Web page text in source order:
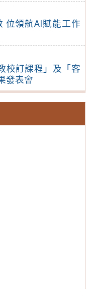
位領航AI賦能工作
校訂課程」及「客
發表會